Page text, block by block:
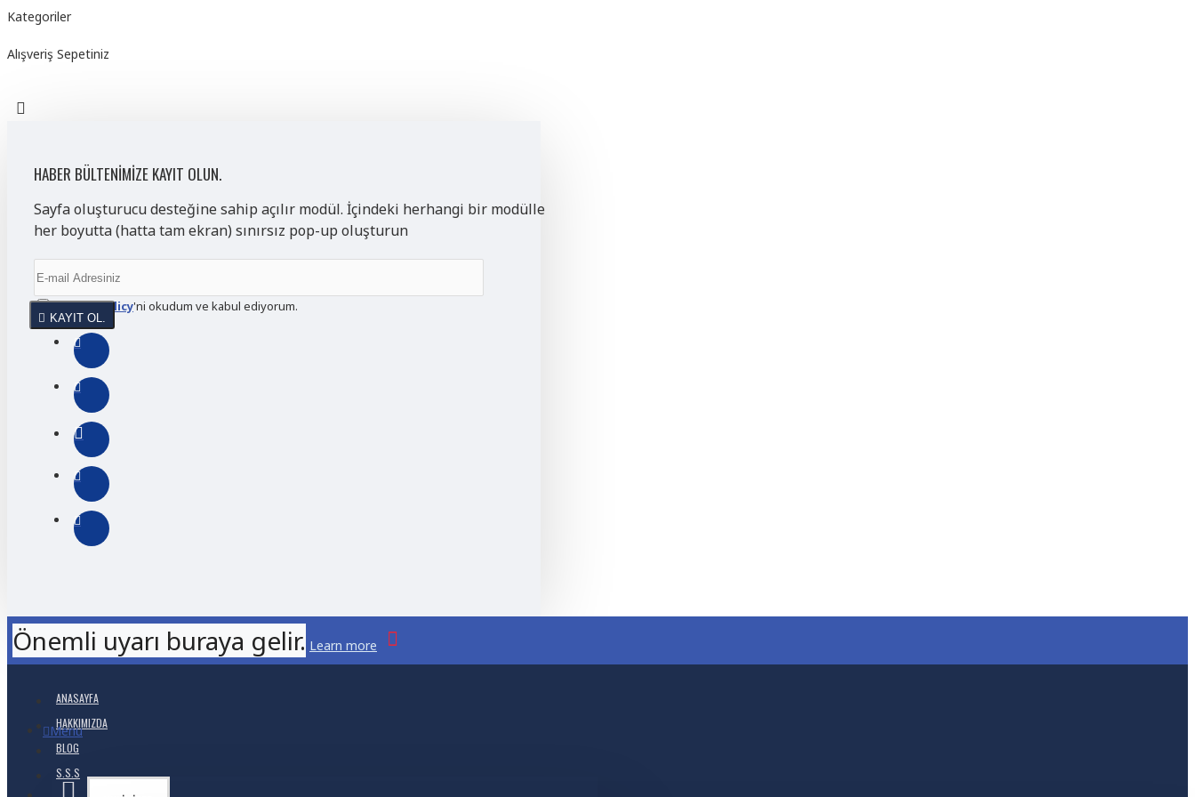
Kategoriler
Alışveriş Sepetiniz
HABER BÜLTENIMIZE KAYIT OLUN.
Sayfa oluşturucu desteğine sahip açılır modül. İçindeki herhangi bir modülle
her boyutta (hatta tam ekran) sınırsız pop-up oluşturun
KAYIT OL.
Privacy Policy'ni okudum ve kabul ediyorum.
Önemli uyarı buraya gelir. Learn more
ANASAYFA
HAKKIMIZDA
BLOG
S.S.S
Menu